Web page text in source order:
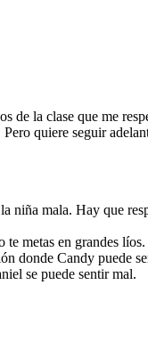
de la clase que me
quiere seguir
niña mala. Hay que
metas en grandes líos.
donde Candy puede
se puede sentir mal.